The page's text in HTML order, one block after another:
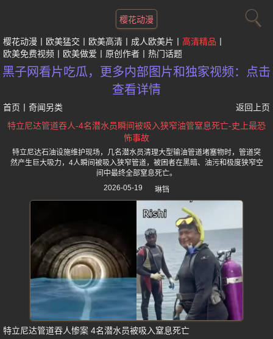
樱花动漫
樱花动漫 欧美猛交 欧美高清 成人欧美片
高清精品
欧美免费视频
欧美做爱 原创作者 热门话题
黑子网看片吃瓜，更多内部图片和独家视频：点击
查看详情
首页 奇闻另类
返回上页
特立尼达管道吞人-4名潜水员瞬间被吸入狭窄油管窒息死亡-史上最恐
怖事故
特立尼达石油设施维护现场，几名潜水员清理大型输油管道堵塞物时，管道突
然产生巨大吸力，4人瞬间被吸入狭窄管道，被困者在黑暗、油污和极度狭窄空
间中最终全部窒息死亡。
2026-05-19
琳铛
特立尼达管道吞人惨案 4名潜水员被吸入窒息死亡